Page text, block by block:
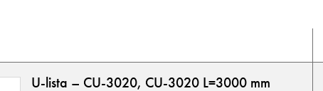
U-lista – CU-3020, CU-3020 L=3000 mm